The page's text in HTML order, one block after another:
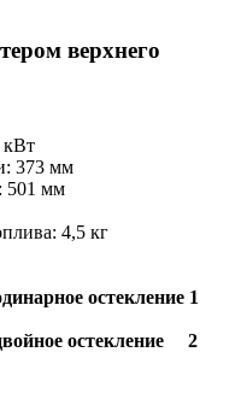
верхнего
373 мм
501 мм
4,5 кг
остекление 1
остекление 2